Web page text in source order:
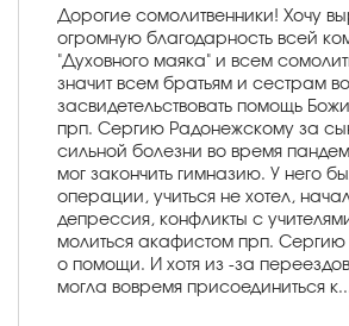
Дорогие сомолитвенники! Хочу
огромную благодарность всей
"Духовного маяка" и всем
значит всем братьям и сестрам
засвидетельствовать помощь
прп. Сергию Радонежскому за
сильной болезни во время
мог закончить гимназию. У него
операции, учиться не хотел,
депрессия, конфликты с
молиться акафистом прп.
о помощи. И хотя из -за
могла вовремя присоединиться